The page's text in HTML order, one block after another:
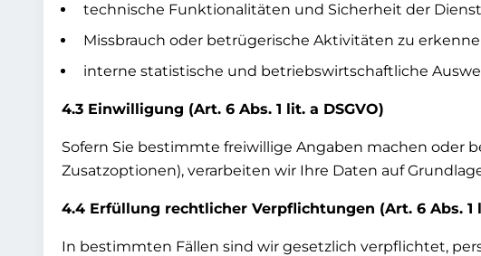
technische Funktionalitäten und Sicherheit der
Missbrauch oder betrügerische Aktivitäten zu
interne statistische und betriebswirtschaftliche
4.3 Einwilligung (Art. 6 Abs. 1 lit. a DSGVO)
Sofern Sie bestimmte freiwillige Angaben machen oder
Zusatzoptionen), verarbeiten wir Ihre Daten auf
4.4 Erfüllung rechtlicher Verpflichtungen (Art. 6 Abs. 1
In bestimmten Fällen sind wir gesetzlich verpflichtet,